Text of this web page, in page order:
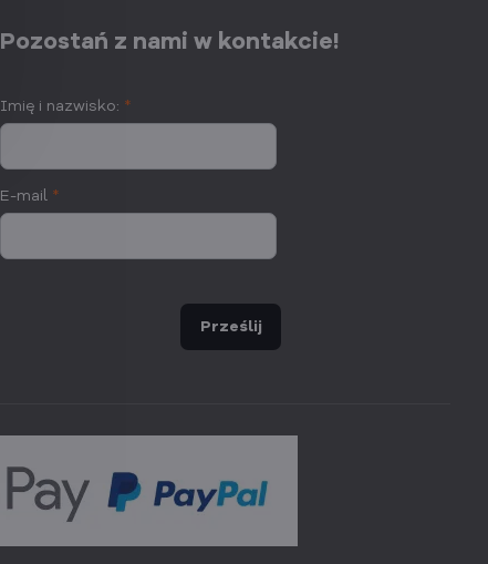
Pozostań z nami w kontakcie!
Imię i nazwisko: *
E-mail *
Prześlij